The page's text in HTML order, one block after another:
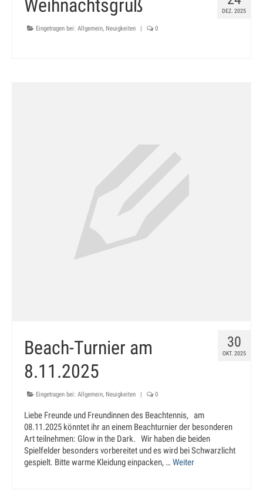
DEZ. 2025
Weihnachtsgruß
Eingetragen bei: Allgemein, Neuigkeiten | 0
30
OKT. 2025
Beach-Turnier am
8.11.2025
Eingetragen bei: Allgemein, Neuigkeiten | 0
Liebe Freunde und Freundinnen des Beachtennis, am
08.11.2025 könntet ihr an einem Beachturnier der besonderen
Art teilnehmen: Glow in the Dark. Wir haben die beiden
Spielfelder besonders vorbereitet und es wird bei Schwarzlicht
gespielt. Bitte warme Kleidung einpacken, … Weiter